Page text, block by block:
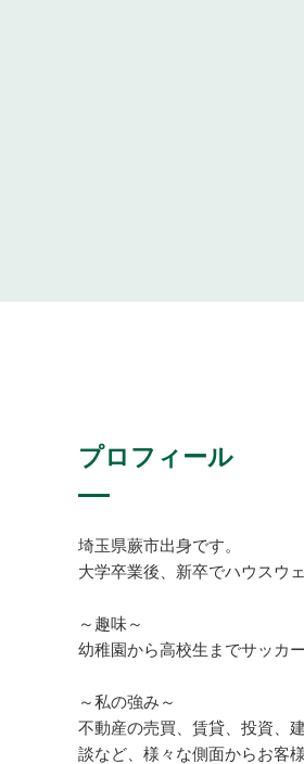
プロフィール
埼玉県蕨市出身です。
大学卒業後、新卒でハウスウ
～趣味～
幼稚園から高校生までサッカ
～私の強み～
不動産の売買、賃貸、投資、
談など、様々な側面からお客